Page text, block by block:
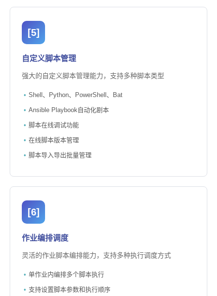
[5]
自定义脚本管理
强大的自定义脚本管理能力，支持多种脚本类型
Shell、Python、PowerShell、Bat
Ansible Playbook自动化剧本
脚本在线调试功能
在线脚本版本管理
脚本导入导出批量管理
[6]
作业编排调度
灵活的作业脚本编排能力，支持多种执行调度方式
单作业内编排多个脚本执行
支持设置脚本参数和执行顺序